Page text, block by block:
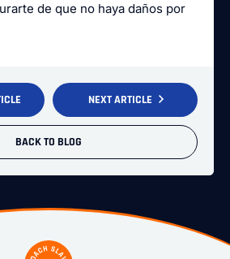
de que no haya daños por
BACK TO BLOG
NEXT ARTICLE